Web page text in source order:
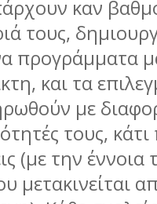
καν
τους,
προγράµµατα
και τα
µε
τους, κάτι
(µε την έννοια
µετακινείται